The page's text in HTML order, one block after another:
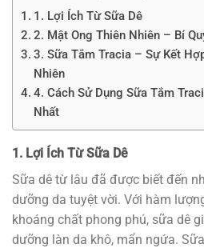
1. Lợi Ích Từ Sữa Dê
2. Mật Ong Thiên Nhiên – Bí
3. Sữa Tắm Tracia – Sự Kết
Nhiên
4. Cách Sử Dụng Sữa Tắm
Nhất
1. Lợi Ích Từ Sữa Dê
Sữa dê từ lâu đã được biết đến
dưỡng da tuyệt vời. Với hàm
khoáng chất phong phú, sữa dê
dưỡng làn da khô, mẩn ngứa.